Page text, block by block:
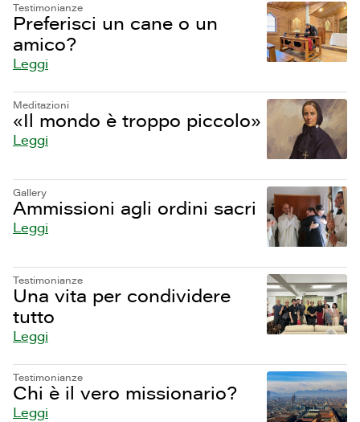
Testimonianze
Preferisci un cane o un
amico?
Leggi
Meditazioni
«Il mondo è troppo piccolo»
Leggi
Gallery
Ammissioni agli ordini sacri
Leggi
Testimonianze
Una vita per condividere
tutto
Leggi
Testimonianze
Chi è il vero missionario?
Leggi